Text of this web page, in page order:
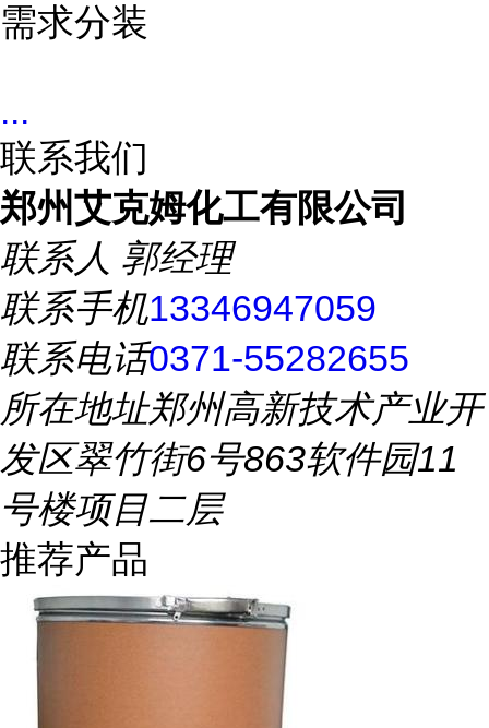
需求分装
...
联系我们
郑州艾克姆化工有限公司
联系人 郭经理
联系手机13346947059
联系电话0371-55282655
所在地址郑州高新技术产业开
发区翠竹街6号863软件园11
号楼项目二层
推荐产品